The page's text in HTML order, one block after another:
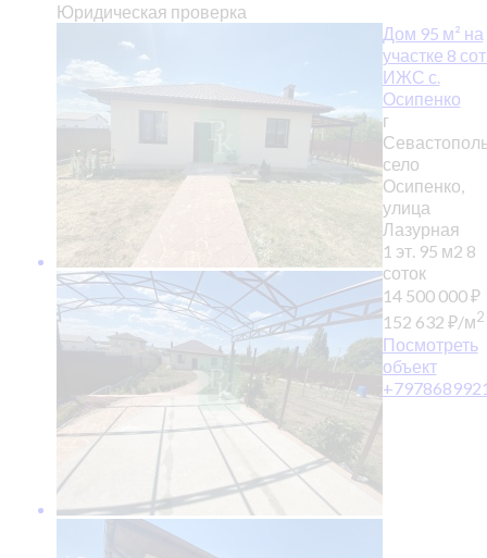
Юридическая проверка
Дом 95 м² на
участке 8
ИЖС с.
Осипенко
г
село
Осипенко,
улица
Лазурная
1 эт. 95 м2 8
соток
14 500 000₽
152 632 ₽/м2
Посмотреть
объект